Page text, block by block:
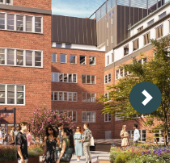
Next